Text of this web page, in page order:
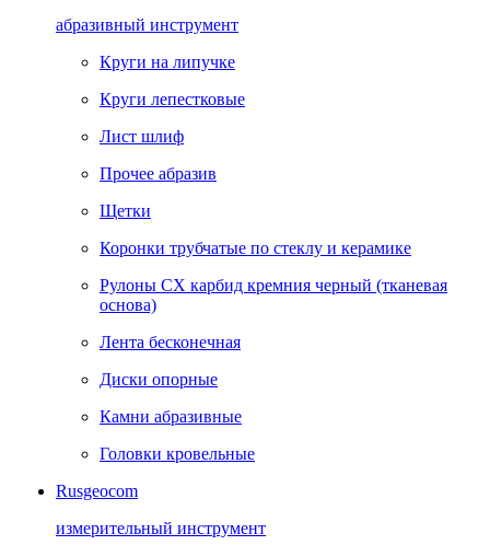
абразивный инструмент
Круги на липучке
Круги лепестковые
Лист шлиф
Прочее абразив
Щетки
Коронки трубчатые по стеклу и керамике
Рулоны CX карбид кремния черный (тканевая
основа)
Лента бесконечная
Диски опорные
Камни абразивные
Головки кровельные
Rusgeocom
измерительный инструмент